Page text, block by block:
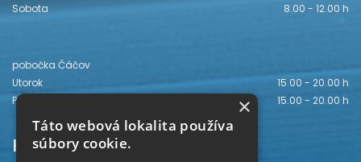
Sobota
8.00 - 12.00 h
pobočka Čáčov
Utorok
15.00 - 20.00 h
Piatok
15.00 - 20.00 h
Kontakt
×
Táto webová lokalita používa
súbory cookie.